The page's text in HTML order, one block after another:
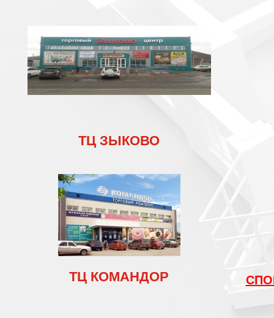
ТЦ ЗЫКОВО
ТЦ КОМАНДОР